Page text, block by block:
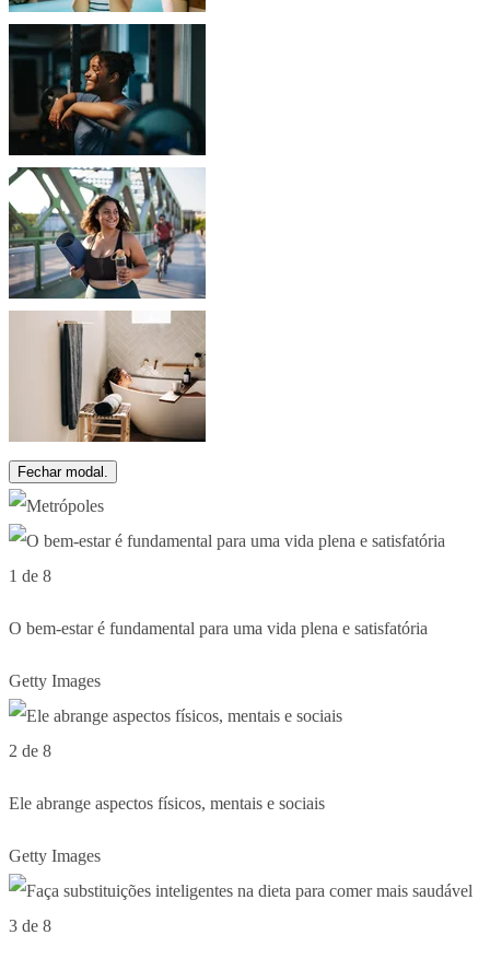
Fechar modal.
1 de 8
O bem-estar é fundamental para uma vida plena e satisfatória
Getty Images
2 de 8
Ele abrange aspectos físicos, mentais e sociais
Getty Images
3 de 8